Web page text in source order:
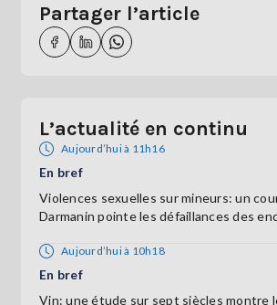
Partager l’article
L’actualité en continu
Aujourd’hui à 11h16
En bref
Violences sexuelles sur mineurs: un
Darmanin pointe les défaillances des
Aujourd’hui à 10h18
En bref
Vin: une étude sur sept siècles montre